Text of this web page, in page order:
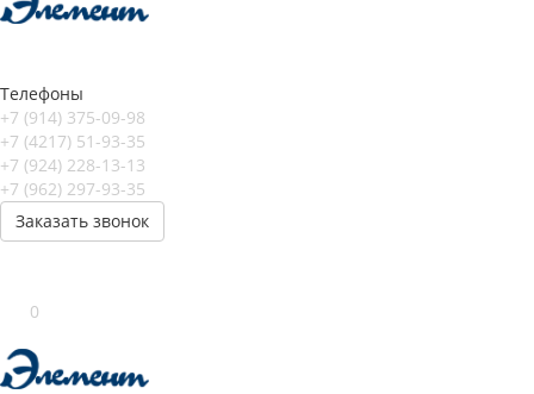
Телефоны
+7 (914) 375-09-98
+7 (4217) 51-93-35
+7 (924) 228-13-13
+7 (962) 297-93-35
Заказать звонок
0